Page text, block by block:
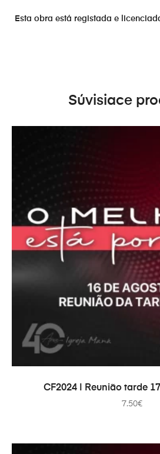
Esta obra está registada e
Súvisiace
PRIDAŤ DO
CF2024 | Reunião tarde
7.50€